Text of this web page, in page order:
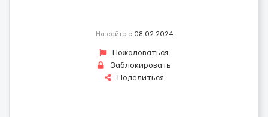
На сайте с 08.02.2024
Пожаловаться
Заблокировать
Поделиться